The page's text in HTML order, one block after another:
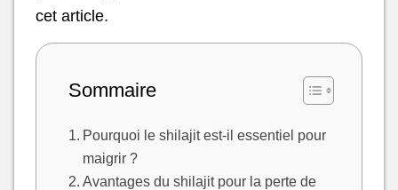
cet article.
Sommaire
Pourquoi le shilajit est-il essentiel pour
maigrir ?
Avantages du shilajit pour la perte de